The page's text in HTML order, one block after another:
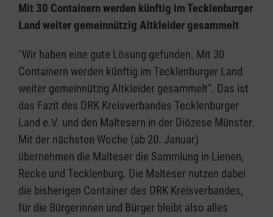
Mit 30 Containern werden künftig im Tecklenburger
Land weiter gemeinnützig Altkleider gesammelt
"Wir haben eine gute Lösung gefunden. Mit 30
Containern werden künftig im Tecklenburger Land
weiter gemeinnützig Altkleider gesammelt". Das ist
das Fazit des DRK Kreisverbandes Tecklenburger
Land e.V. und den Maltesern in der Diözese Münster.
Mit der nächsten Woche (ab 20. Januar)
übernehmen die Malteser die Sammlung in Lienen,
Recke und Tecklenburg. Die Malteser nutzen dabei
die bisherigen Container des DRK Kreisverbandes,
für die Bürgerinnen und Bürger bleibt also alles